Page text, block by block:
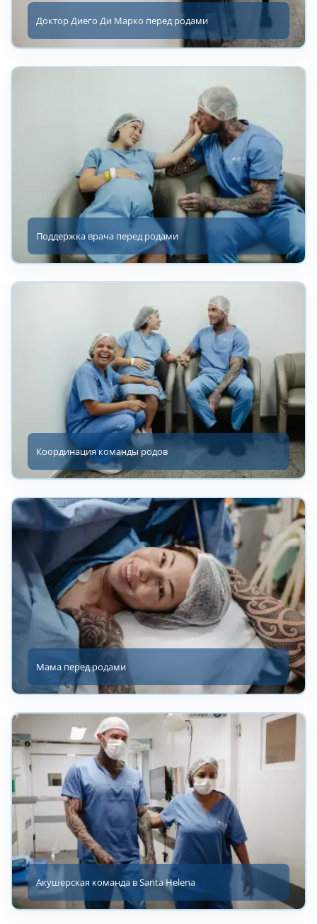
Доктор Диего Ди Марко перед родами
Поддержка врача перед родами
Координация команды родов
Мама перед родами
Акушерская команда в Santa Helena